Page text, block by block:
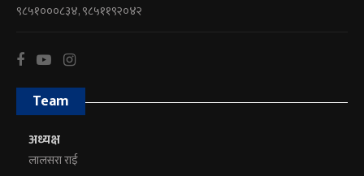
९८५१०००८३४, ९८५११९२०४२
Team
अध्यक्ष
लालसरा राई